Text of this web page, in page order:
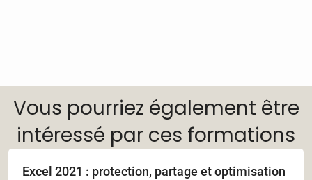
Vous pourriez également être
intéressé par ces formations
Excel 2021 : protection, partage et optimisation